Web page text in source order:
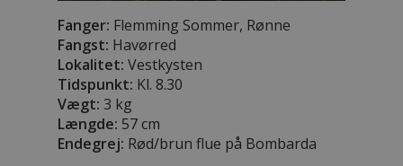
Fanger: Flemming Sommer, Rønne
Fangst: Havørred
Lokalitet: Vestkysten
Tidspunkt: Kl. 8.30
Vægt: 3 kg
Længde: 57 cm
Endegrej: Rød/brun flue på Bombarda